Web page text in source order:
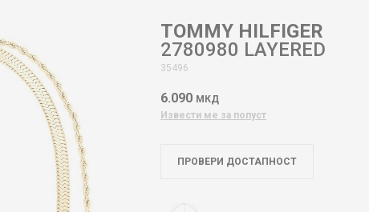
TOMMY HILFIGER
2780980 LAYERED
35496
6.090 МКД
Извести ме за попуст
ПРОВЕРИ ДОСТАПНОСТ